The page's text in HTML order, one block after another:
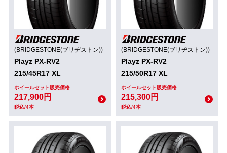
(BRIDGESTONE(ブリヂストン))
Playz PX-RV2
215/45R17 XL
ホイールセット販売価格
217,900円
税込/4本
(BRIDGESTONE(ブリヂストン))
Playz PX-RV2
215/50R17 XL
ホイールセット販売価格
215,300円
税込/4本